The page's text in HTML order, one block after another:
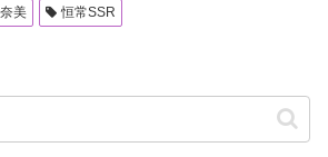
美 恒常SSR